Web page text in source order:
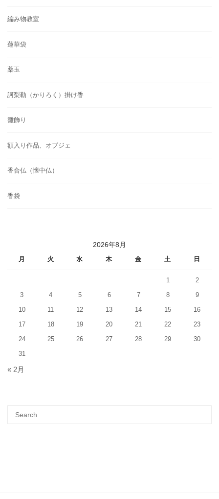
編み物教室
蓮華袋
薬玉
訶梨勒（かりろく）掛け香
雛飾り
額入り作品、オブジェ
香合仏（懐中仏）
香袋
2026年8月
月 火 水 木 金 土 日
1
2
3
4 5 6 7 8
9
10
11 12 13 14 15
16
17
18 19 20 21 22
23
24
25 26 27 28 29
30
31
« 2月